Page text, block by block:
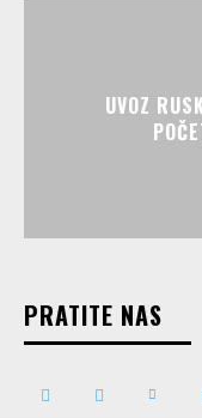
UVOZ
PRATITE NAS